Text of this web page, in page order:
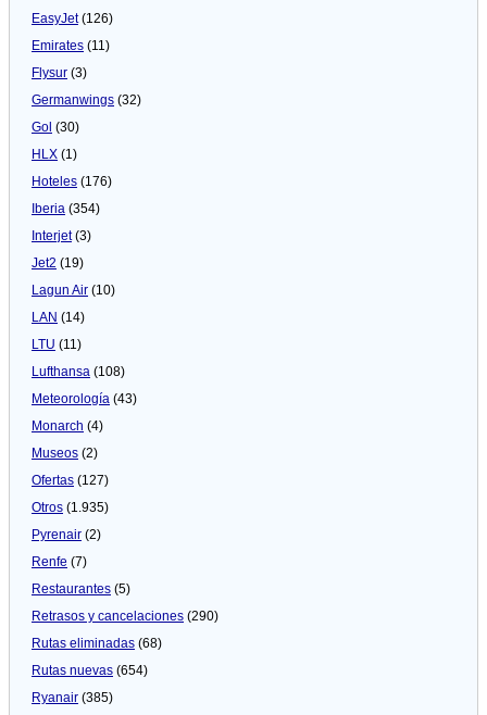
EasyJet(126)
Emirates (11)
Flysur (3)
Germanwings (32)
Gol (30)
HLX (1)
Hoteles (176)
Iberia (354)
Interjet(3)
Jet2 (19)
Lagun Air (10)
LAN (14)
LTU (11)
Lufthansa (108)
Meteorologí­a (43)
Monarch (4)
Museos (2)
Ofertas (127)
Otros (1.935)
Pyrenair (2)
Renfe (7)
Restaurantes (5)
Retrasos y cancelaciones (290)
Rutas eliminadas (68)
Rutas nuevas (654)
Ryanair (385)